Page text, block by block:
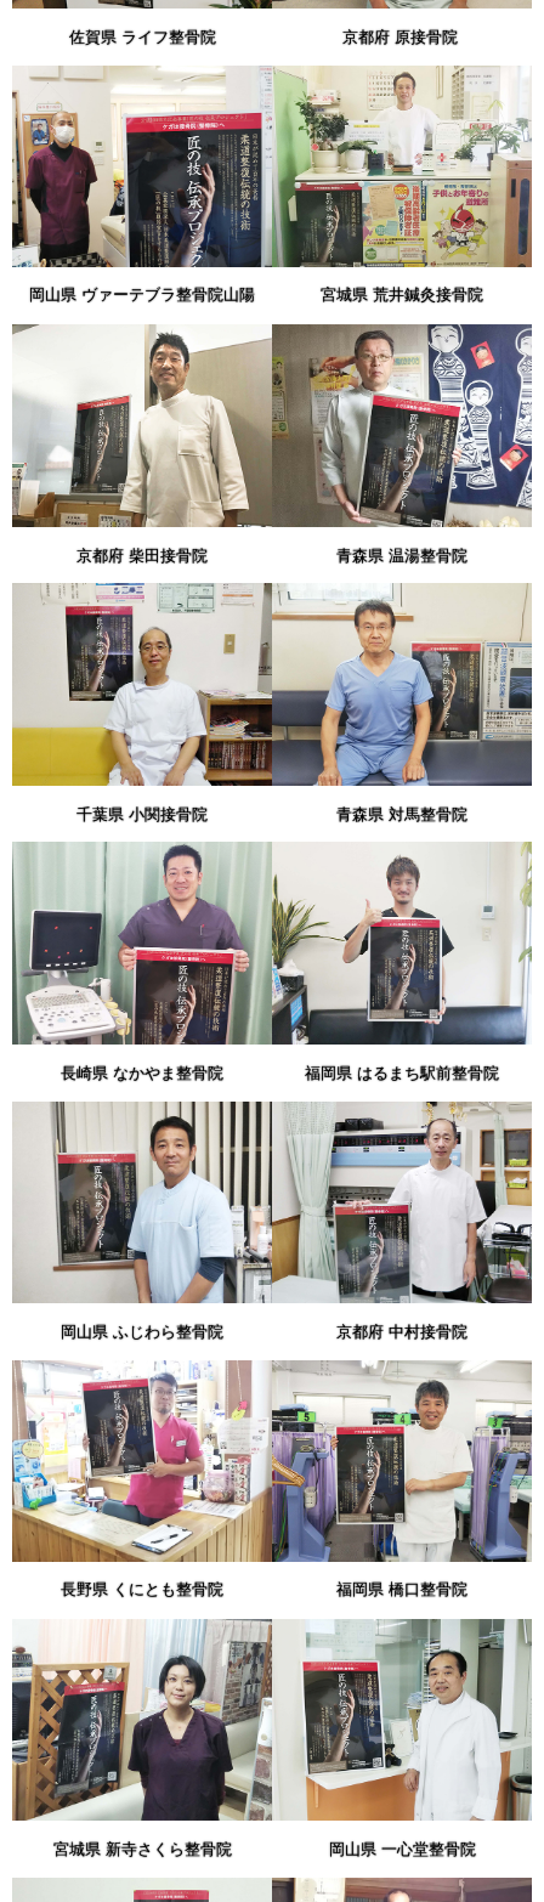
佐賀県 ライフ整骨院 京都府 原接骨院
岡山県 ヴァーテブラ整骨院山陽 宮城県 荒井鍼灸接骨院
京都府 柴田接骨院 青森県 温湯整骨院
千葉県 小関接骨院 青森県 対馬整骨院
長崎県 なかやま整骨院 福岡県 はるまち駅前整骨院
岡山県 ふじわら整骨院 京都府 中村接骨院
長野県 くにとも整骨院 福岡県 橋口整骨院
宮城県 新寺さくら整骨院 岡山県 一心堂整骨院